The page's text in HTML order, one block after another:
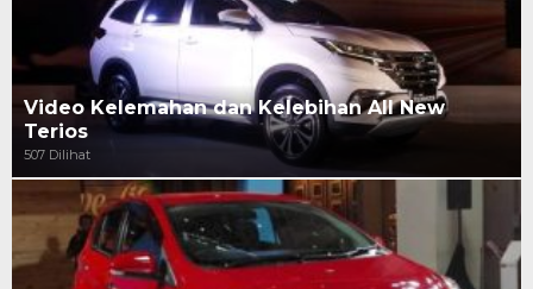
Video Kelemahan dan Kelebihan All New
Terios
507 Dilihat